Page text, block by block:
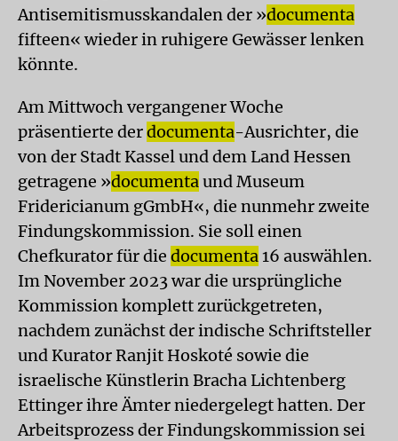
Antisemitismusskandalen der »documenta
fifteen« wieder in ruhigere Gewässer lenken
könnte.
Am Mittwoch vergangener Woche
präsentierte derdocumenta-Ausrichter, die
von der Stadt Kassel und dem Land Hessen
getragene »documentaund Museum
Fridericianum gGmbH«, die nunmehr zweite
Findungskommission. Sie soll einen
Chefkurator für die documenta16 auswählen.
Im November 2023 war die ursprüngliche
Kommission komplett zurückgetreten,
nachdem zunächst der indische Schriftsteller
und Kurator Ranjit Hoskoté sowie die
israelische Künstlerin Bracha Lichtenberg
Ettinger ihre Ämter niedergelegt hatten. Der
Arbeitsprozess der Findungskommission sei